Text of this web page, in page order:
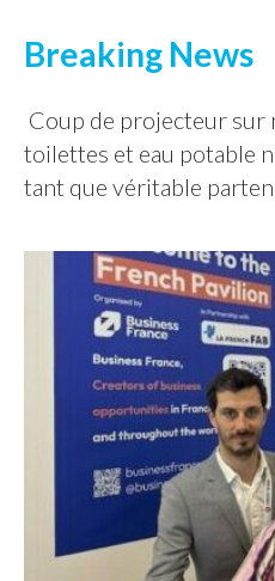
Breaking News
Coup de projecteur sur
toilettes et eau potable
tant que véritable